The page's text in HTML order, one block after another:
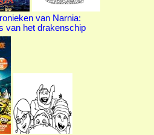
van Narnia:
van het drakenschip